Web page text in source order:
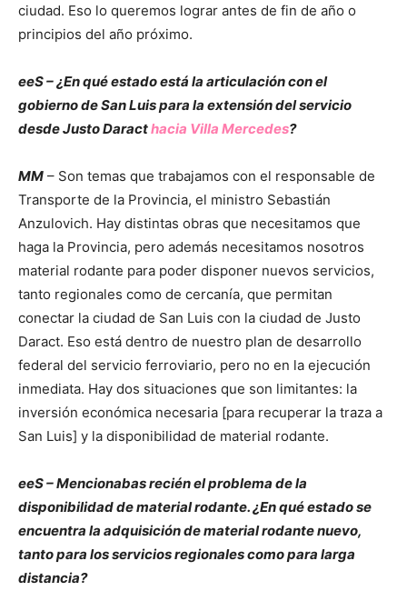
ciudad. Eso lo queremos lograr antes de fin de año o
principios del año próximo.
eeS – ¿En qué estado está la articulación con el
gobierno de San Luis para la extensión del servicio
desde Justo Daracthacia Villa Mercedes?
MM – Son temas que trabajamos con el responsable de
Transporte de la Provincia, el ministro Sebastián
Anzulovich. Hay distintas obras que necesitamos que
haga la Provincia, pero además necesitamos nosotros
material rodante para poder disponer nuevos servicios,
tanto regionales como de cercanía, que permitan
conectar la ciudad de San Luis con la ciudad de Justo
Daract. Eso está dentro de nuestro plan de desarrollo
federal del servicio ferroviario, pero no en la ejecución
inmediata. Hay dos situaciones que son limitantes: la
inversión económica necesaria [para recuperar la traza a
San Luis] y la disponibilidad de material rodante.
eeS – Mencionabas recién el problema de la
disponibilidad de material rodante. ¿En qué estado se
encuentra la adquisición de material rodante nuevo,
tanto para los servicios regionales como para larga
distancia?